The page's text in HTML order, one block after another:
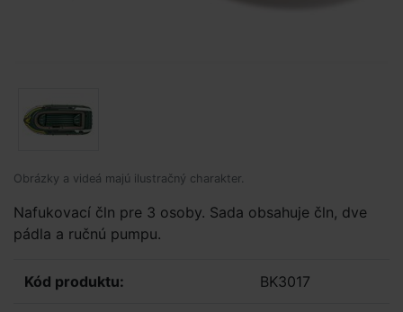
Obrázky a videá majú ilustračný charakter.
Nafukovací čln pre 3 osoby. Sada obsahuje čln, dve
pádla a ručnú pumpu.
Kód produktu: BK3017